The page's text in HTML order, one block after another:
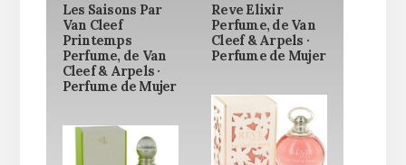
Les Saisons Par
Van Cleef
Printemps
Perfume, de Van
Cleef & Arpels ·
Perfume de Mujer
Reve Elixir
Perfume, de Van
Cleef & Arpels ·
Perfume de Mujer